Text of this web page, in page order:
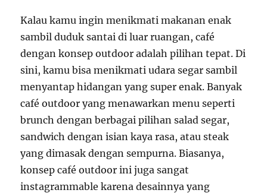
Kalau kamu ingin menikmati makanan enak
sambil duduk santai di luar ruangan, café
dengan konsep outdoor adalah pilihan tepat. Di
sini, kamu bisa menikmati udara segar sambil
menyantap hidangan yang super enak. Banyak
café outdoor yang menawarkan menu seperti
brunch dengan berbagai pilihan salad segar,
sandwich dengan isian kaya rasa, atau steak
yang dimasak dengan sempurna. Biasanya,
konsep café outdoor ini juga sangat
instagrammable karena desainnya yang